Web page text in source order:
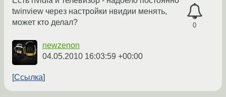
0
twinview через настройки нвидии менять,
может кто делал?
newzenon
04.05.2010 16:03:59 +00:00
Ссылка